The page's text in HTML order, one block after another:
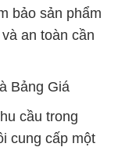
bảo sản phẩm
an toàn cần
Bảng Giá
cầu trong
cung cấp một